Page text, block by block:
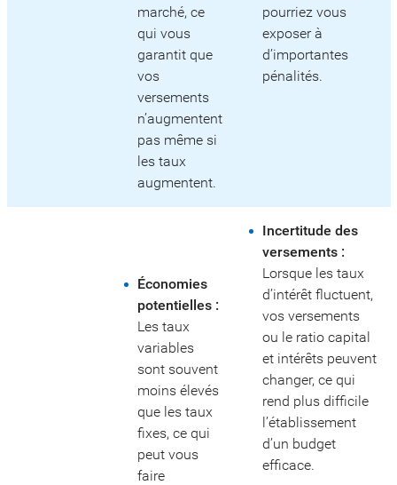
marché, ce
qui vous
garantit que
vos
versements
n’augmentent
pas même si
les taux
augmentent.
pourriez vous
exposer à
d’importantes
pénalités.
Économies
potentielles :
Les taux
variables
sont souvent
moins élevés
que les taux
fixes, ce qui
peut vous
faire
Incertitude des
versements :
Lorsque les taux
d’intérêt fluctuent,
vos versements
ou le ratio capital
et intérêts peuvent
changer, ce qui
rend plus difficile
l’établissement
d’un budget
efficace.